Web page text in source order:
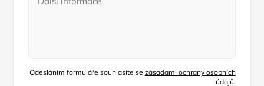
Odesláním formuláře souhlasíte se zásadami ochrany osobních
údajů.